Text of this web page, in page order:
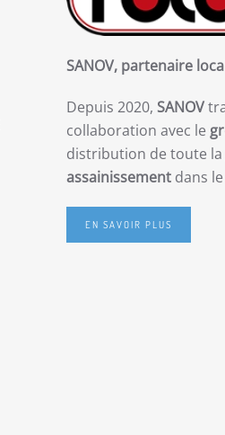
SANOV, partenaire
Depuis 2020, SANOV
collaboration avec le
distribution de toute la
assainissementdans le
EN SAVOIR PLUS